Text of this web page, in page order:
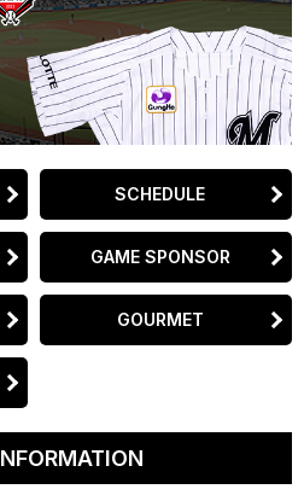
SCHEDULE
GAME SPONSOR
GOURMET